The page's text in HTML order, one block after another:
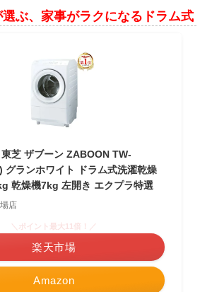
ぶ、家事がラクになるドラム式
芝 ザブーン ZABOON TW-
グランホワイト ドラム式洗濯乾燥
乾燥機7kg 左開き エクプラ特選
店
Amazon
＼ポイント最大11倍！／
楽天市場